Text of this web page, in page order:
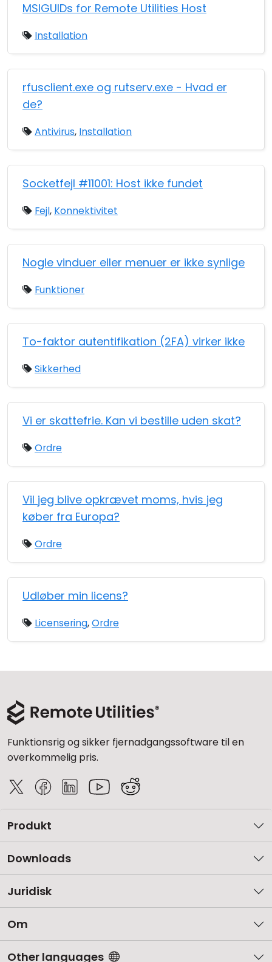
MSIGUIDs for Remote Utilities Host
Installation
rfusclient.exe og rutserv.exe - Hvad er
de?
Antivirus, Installation
Socketfejl #11001: Host ikke fundet
Fejl, Konnektivitet
Nogle vinduer eller menuer er ikke synlige
Funktioner
To-faktor autentifikation (2FA) virker ikke
Sikkerhed
Vi er skattefrie. Kan vi bestille uden skat?
Ordre
Vil jeg blive opkrævet moms, hvis jeg
køber fra Europa?
Ordre
Udløber min licens?
Licensering,Ordre
Funktionsrig og sikker fjernadgangssoftware til en
overkommelig pris.
Produkt
Downloads
Juridisk
Om
Other languages